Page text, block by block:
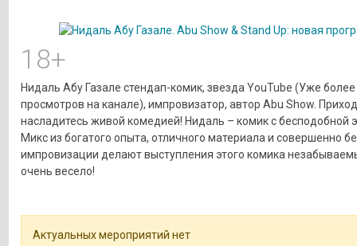
18+
Нидаль Абу Газале стендап-комик, звезда YouTube (Уже
просмотров на канале), импровизатор, автор Abu Show.
насладитесь живой комедией! Нидаль – комик с бесподобной
Микс из богатого опыта, отличного материала и совершенно
импровизации делают выступления этого комика
очень весело!
Актуальных мероприятий нет